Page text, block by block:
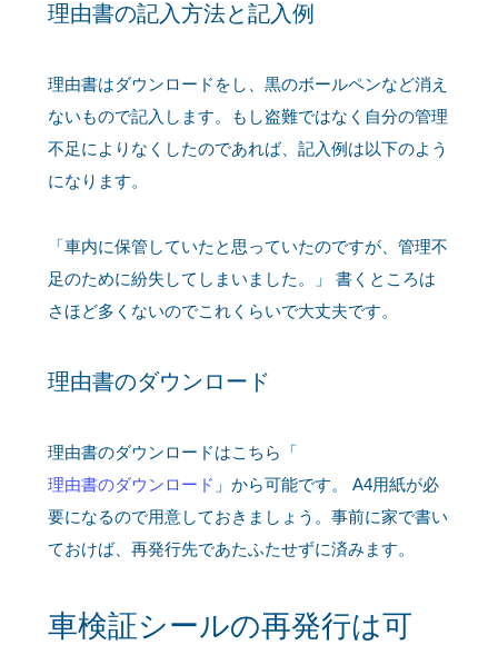
理由書の記入方法と記入例
理由書はダウンロードをし、黒のボールペンなど消え
ないもので記入します。もし盗難ではなく自分の管理
不足によりなくしたのであれば、記入例は以下のよう
になります。
「車内に保管していたと思っていたのですが、管理不
足のために紛失してしまいました。」 書くところは
さほど多くないのでこれくらいで大丈夫です。
理由書のダウンロード
理由書のダウンロードはこちら「
理由書のダウンロード 」から可能です。 A4用紙が必
要になるので用意しておきましょう。事前に家で書い
ておけば、再発行先であたふたせずに済みます。
車検証シールの再発行は可